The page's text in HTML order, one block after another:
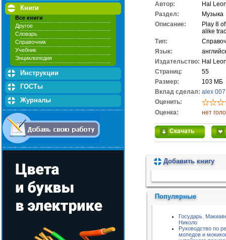
Книги
Все книги
Другое
Словарь
Справочник
Учебник
Энциклопедия
Инструкции
ГОСТы
Журналы
Автор:
Hal
Раздел:
Музыка
Описание:
Play 8
alike
Тип:
Язык:
Издательство: Hal
Cтраниц:
55
Размер:
103 МБ
Вклад сделал: alex 007
Оценить:
Оценка:
нет
Скачать
Добавить книгу
Популярные
Государь.
Николо
Руководство по
мопедов и